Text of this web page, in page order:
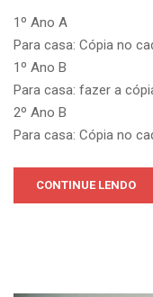
1º Ano A
Para casa: Cópia no
1º Ano B
Para casa: fazer a
2º Ano B
Para casa: Cópia no
CONTINUE LENDO